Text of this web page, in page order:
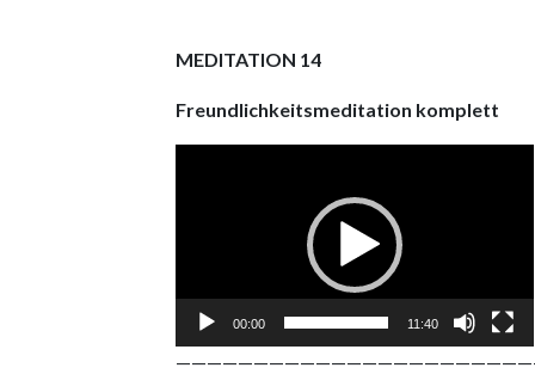
MEDITATION 14
Freundlichkeitsmeditation komplett
00:00 11:40